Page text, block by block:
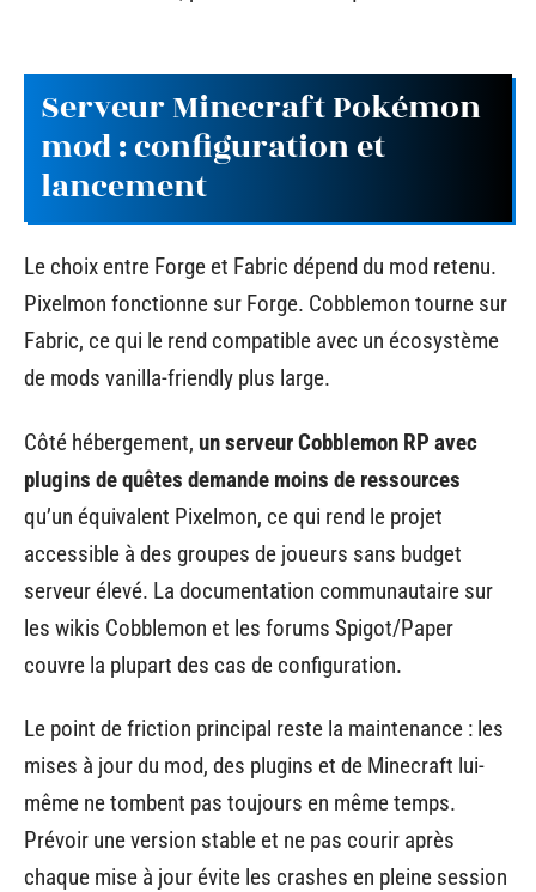
Serveur Minecraft Pokémon
mod : configuration et
lancement
Le choix entre Forge et Fabric dépend du mod retenu.
Pixelmon fonctionne sur Forge. Cobblemon tourne sur
Fabric, ce qui le rend compatible avec un écosystème
de mods vanilla-friendly plus large.
Côté hébergement, un serveur Cobblemon RP avec
plugins de quêtes demande moins de ressources
qu’un équivalent Pixelmon, ce qui rend le projet
accessible à des groupes de joueurs sans budget
serveur élevé. La documentation communautaire sur
les wikis Cobblemon et les forums Spigot/Paper
couvre la plupart des cas de configuration.
Le point de friction principal reste la maintenance : les
mises à jour du mod, des plugins et de Minecraft lui-
même ne tombent pas toujours en même temps.
Prévoir une version stable et ne pas courir après
chaque mise à jour évite les crashes en pleine session